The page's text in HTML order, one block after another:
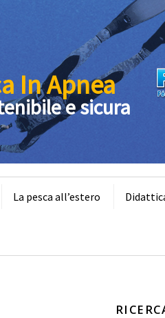
La pesca all’estero
In Apnea
e sicura